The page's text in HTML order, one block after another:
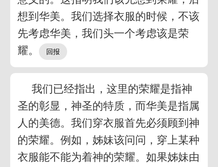
想到华美。我们选择衣服的时候，不该
先考虑华美，我们头一个考虑该是荣
耀。
我们已经指出，这里的荣耀是指神
圣的彰显，神圣的特质，而华美是指属
人的美德。我们穿衣服首先必须顾到神
的荣耀。例如，姊妹该问问，穿上某种
衣服能不能为着神的荣耀。如果姊妹由